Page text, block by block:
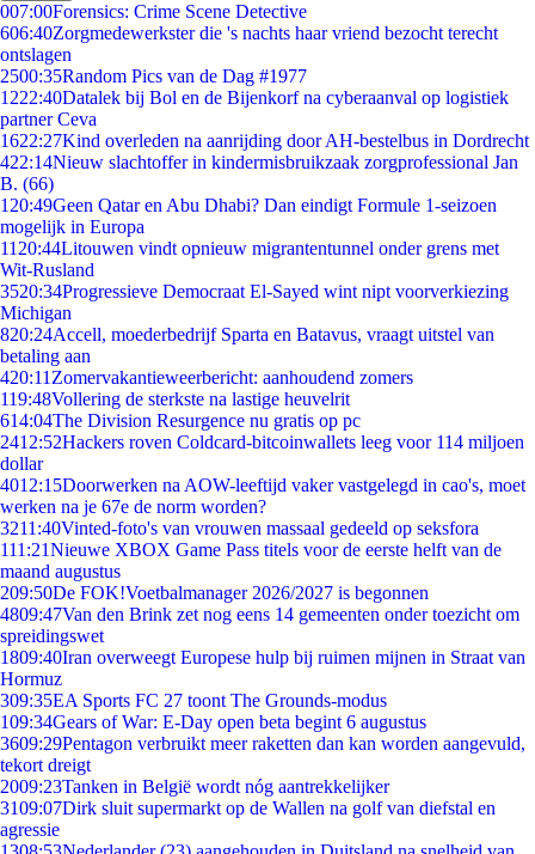
007:00Forensics: Crime Scene Detective
606:40Zorgmedewerkster die 's nachts haar vriend bezocht terecht
ontslagen
2500:35Random Pics van de Dag #1977
1222:40Datalek bij Bol en de Bijenkorf na cyberaanval op logistiek
partner Ceva
1622:27Kind overleden na aanrijding door AH-bestelbus in Dordrecht
422:14Nieuw slachtoffer in kindermisbruikzaak zorgprofessional Jan
B. (66)
1 20:49Geen Qatar en Abu Dhabi? Dan eindigt Formule 1-seizoen
mogelijk in Europa
11 20:44Litouwen vindt opnieuw migrantentunnel onder grens met
Wit-Rusland
3520:34Progressieve Democraat El-Sayed wint nipt voorverkiezing
Michigan
820:24Accell, moederbedrijf Sparta en Batavus, vraagt uitstel van
betaling aan
420:11 Zomervakantieweerbericht: aanhoudend zomers
119:48Vollering de sterkste na lastige heuvelrit
614:04The Division Resurgence nu gratis op pc
2412:52Hackers roven Coldcard-bitcoinwallets leeg voor 114 miljoen
dollar
4012:15Doorwerken na AOW-leeftijd vaker vastgelegd in cao's, moet
werken na je 67e de norm worden?
3211:40Vinted-foto's van vrouwen massaal gedeeld op seksfora
111:21Nieuwe XBOX Game Pass titels voor de eerste helft van de
maand augustus
209:50De FOK!Voetbalmanager 2026/2027 is begonnen
4809:47Van den Brink zet nog eens 14 gemeenten onder toezicht om
spreidingswet
1809:40Iran overweegt Europese hulp bij ruimen mijnen in Straat van
Hormuz
309:35EA Sports FC 27 toont The Grounds-modus
109:34Gears of War: E-Day open beta begint 6 augustus
3609:29Pentagon verbruikt meer raketten dan kan worden aangevuld,
tekort dreigt
2009:23Tanken in België wordt nóg aantrekkelijker
3109:07Dirk sluit supermarkt op de Wallen na golf van diefstal en
agressie